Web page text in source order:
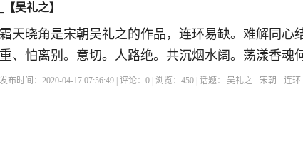
吴礼之】
霜天晓角是宋朝吴礼之的作品，连环易缺。难解同心
重、怕离别。意切。人路绝。共沉烟水阔。荡漾香魂
发布时间：2020-04-17 07:56:49 | 评论：0 | 浏览：450 | 话题： 吴礼之 宋朝 连环